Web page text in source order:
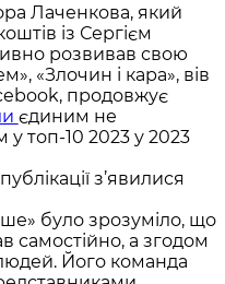
Лаченкова, який
із Сергієм
розвивав свою
«Злочин і кара», вів
продовжує
єдиним не
топ-10 2023 у 2023
з’явилися
було зрозуміло, що
самостійно, а згодом
Його команда